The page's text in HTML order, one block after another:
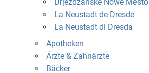
Drježdźanske Nowe Město
La Neustadt de Dresde
La Neustadt di Dresda
Apotheken
Ärzte & Zahnärzte
Bäcker